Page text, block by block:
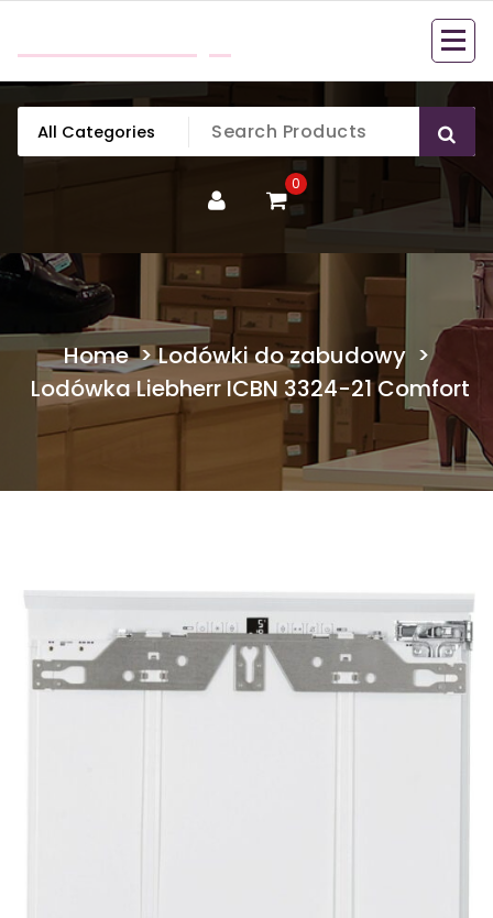
content
0
Home>Lodówki do zabudowy >
Lodówka Liebherr ICBN 3324-21 Comfort